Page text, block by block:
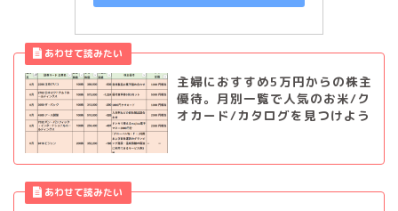
主婦におすすめ5万円からの株主
優待。月別一覧で人気のお米/ク
オカード/カタログを見つけよう